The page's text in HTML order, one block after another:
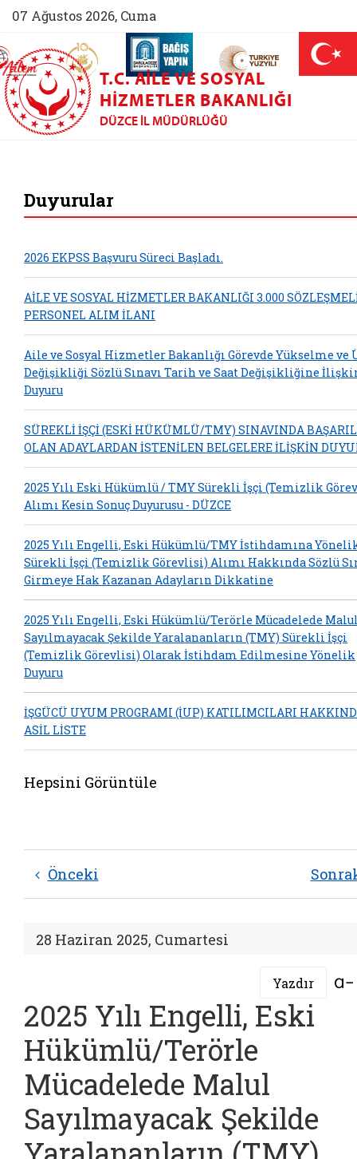
07 Ağustos 2026, Cuma
(yeni sekmede açılır)
AİLEM İletişim Merkezi (yeni sekmede açılır)
Aile ve Nüfus On Yılı (yeni sekmede açılır)
Darülaceze bağış sayfası (yeni
T.C. AILE VE SOSYAL
HIZMETLER BAKANLIĞI
DÜZCE İL MÜDÜRLÜĞÜ
Duyurular
2026 EKPSS Başvuru Süreci Başladı.
AİLE VE SOSYAL HİZMETLER BAKANLIĞI 3.000
PERSONEL ALIM İLANI
Aile ve Sosyal Hizmetler Bakanlığı Görevde Yükselme ve
Değişikliği Sözlü Sınavı Tarih ve Saat Değişikliğine
Duyuru
SÜREKLİ İŞÇİ (ESKİ HÜKÜMLÜ/TMY) SINAVINDA
OLAN ADAYLARDAN İSTENİLEN BELGELERE İLİŞKİN
2025 Yılı Eski Hükümlü / TMY Sürekli İşçi (Temizlik
Alımı Kesin Sonuç Duyurusu - DÜZCE
2025 Yılı Engelli, Eski Hükümlü/TMY İstihdamına
Sürekli İşçi (Temizlik Görevlisi) Alımı Hakkında Sözlü
Girmeye Hak Kazanan Adayların Dikkatine
2025 Yılı Engelli, Eski Hükümlü/Terörle Mücadelede
Sayılmayacak Şekilde Yaralananların (TMY) Sürekli İşçi
(Temizlik Görevlisi) Olarak İstihdam Edilmesine Yönelik
Duyuru
İŞGÜCÜ UYUM PROGRAMI (İUP) KATILIMCILARI
ASİL LİSTE
Hepsini Görüntüle
Önceki
28 Haziran 2025, Cumartesi
Yazdır
2025 Yılı Engelli, Eski
Hükümlü/Terörle
Mücadelede Malul
Sayılmayacak Şekilde